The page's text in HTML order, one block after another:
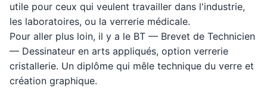
utile pour ceux qui veulent travailler dans l'industrie,
les laboratoires, ou la verrerie médicale.
Pour aller plus loin, il y a le BT — Brevet de Technicien
— Dessinateur en arts appliqués, option verrerie
cristallerie. Un diplôme qui mêle technique du verre et
création graphique.